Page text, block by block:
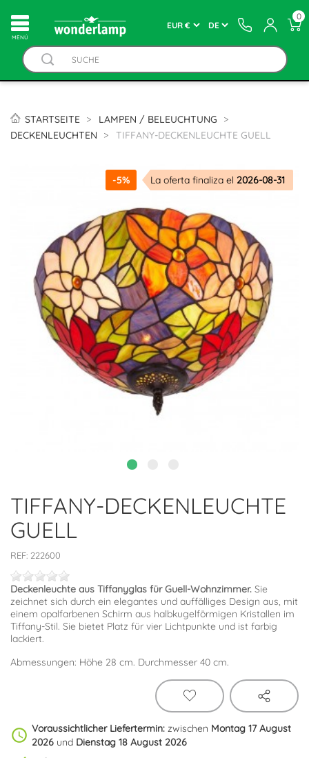
MENÚ
0
STARTSEITE
LAMPEN / BELEUCHTUNG
DECKENLEUCHTEN
TIFFANY-DECKENLEUCHTE GUELL
-5% La oferta finaliza el 2026-08-31
TIFFANY-DECKENLEUCHTE
GUELL
REF: 222600
Deckenleuchte aus Tiffanyglas für Guell-Wohnzimmer. Sie
zeichnet sich durch ein elegantes und auffälliges Design aus, mit
einem opalfarbenen Schirm aus halbkugelförmigen Kristallen im
Tiffany-Stil. Sie bietet Platz für vier Lichtpunkte und ist farbig
lackiert.
Abmessungen: Höhe 28 cm. Durchmesser 40 cm.
schedule Voraussichtlicher Liefertermin: zwischen Montag 17 August
2026 und Dienstag 18 August 2026